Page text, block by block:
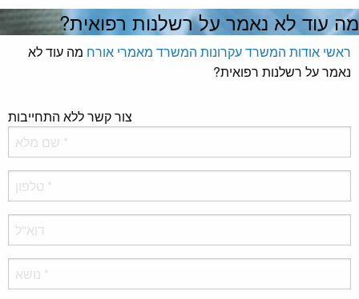
עוד לא נאמר על רשלנות רפואית?
ראשיאודות המשרדעקרונות המשרדמאמרי אורח מה עוד לא
נאמר על רשלנות רפואית?
צור קשר ללא התחייבות